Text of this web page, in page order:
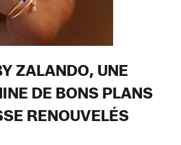
ZALANDO, UNE
DE BONS PLANS
RENOUVELÉS